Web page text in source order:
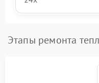
Этапы ремонта